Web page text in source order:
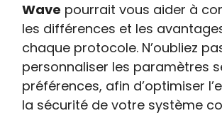
Wave pourrait vous aider à
les différences et les
chaque protocole. N’oubliez
personnaliser les paramètres
préférences, afin d’optimiser
la sécurité de votre système